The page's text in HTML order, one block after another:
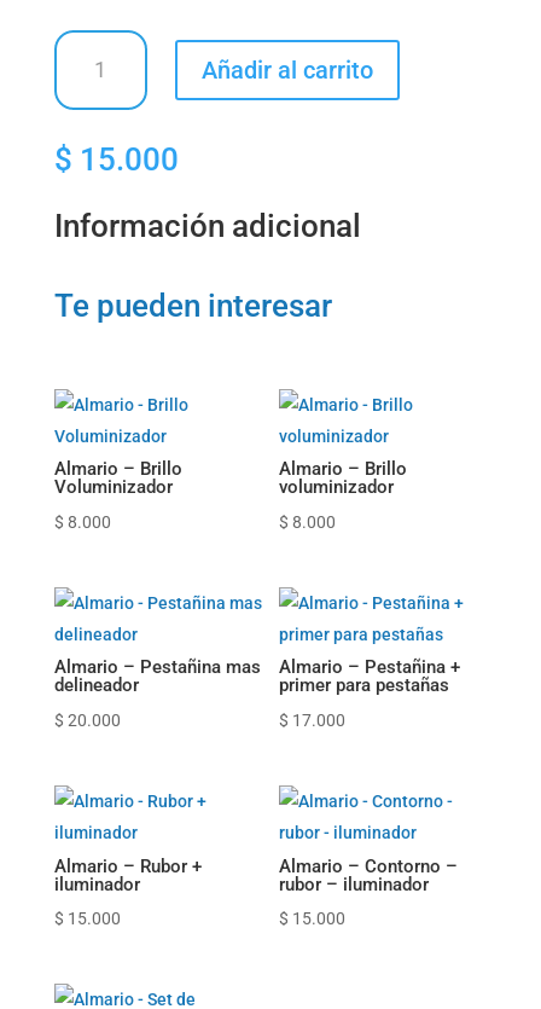
Almario
Rubor
barra
Añadir al carrito
$ 15.000
Información adicional
Te pueden interesar
Almario – Brillo
Voluminizador
$ 8.000
Almario – Brillo
voluminizador
$ 8.000
Almario – Pestañina mas
delineador
$ 20.000
Almario – Pestañina +
primer para pestañas
$ 17.000
Almario – Rubor +
iluminador
$ 15.000
Almario – Contorno –
rubor – iluminador
$ 15.000